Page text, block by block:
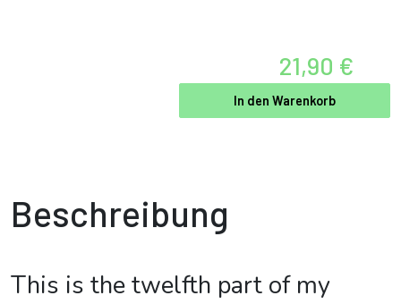
21,90 €
In den Warenkorb
Beschreibung
This is the twelfth part of my